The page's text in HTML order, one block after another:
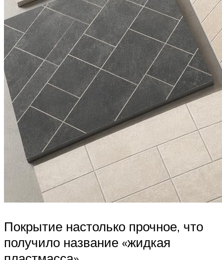
Покрытие настолько прочное, что
получило название «жидкая